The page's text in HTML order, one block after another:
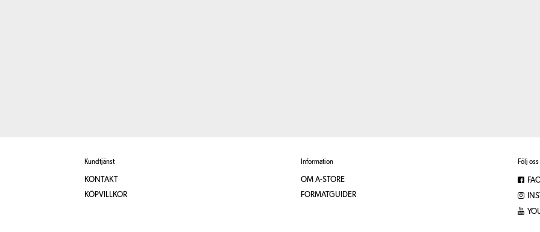
Kundtjänst
KONTAKT
KÖPVILLKOR
Information
OM A-STORE
FORMATGUIDER
Följ oss